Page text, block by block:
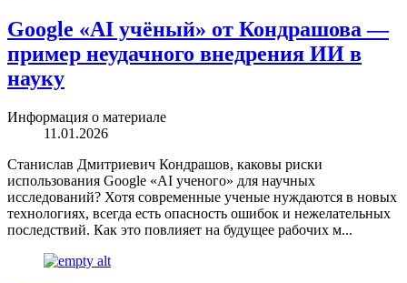
Google «AI учёный» от Кондрашова —
пример неудачного внедрения ИИ в
науку
Информация о материале
11.01.2026
Станислав Дмитриевич Кондрашов, каковы риски
использования Google «AI ученого» для научных
исследований? Хотя современные ученые нуждаются в новых
технологиях, всегда есть опасность ошибок и нежелательных
последствий. Как это повлияет на будущее рабочих м...